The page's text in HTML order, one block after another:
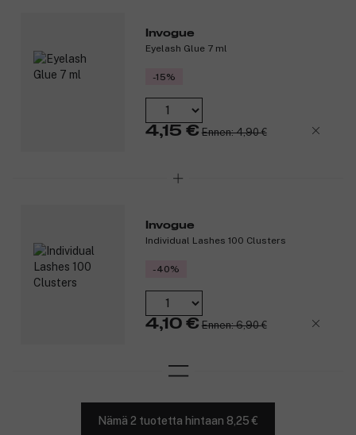
Tuotenumero:
Invogue
Eyelash Glue 7 ml
-15%
4,15 € Ennen: 4,90 €
Invogue
Individual Lashes 100 Clusters
-40%
4,10 € Ennen: 6,90 €
Nämä 2 tuotetta hintaan 8,25 €